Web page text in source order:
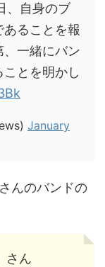
、自身のブ
ることを報
一緒にバン
とを明かし
January
んのバンドの
さん